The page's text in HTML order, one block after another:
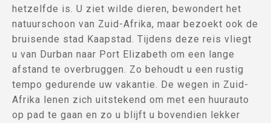
hetzelfde is. U ziet wilde dieren, bewondert het
natuurschoon van Zuid-Afrika, maar bezoekt ook de
bruisende stad Kaapstad. Tijdens deze reis vliegt
u van Durban naar Port Elizabeth om een lange
afstand te overbruggen. Zo behoudt u een rustig
tempo gedurende uw vakantie. De wegen in Zuid-
Afrika lenen zich uitstekend om met een huurauto
op pad te gaan en zo u blijft u bovendien lekker